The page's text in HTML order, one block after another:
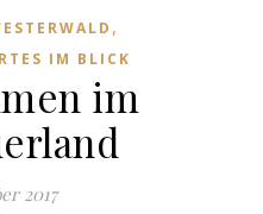
,
IM BLICK
im
2017